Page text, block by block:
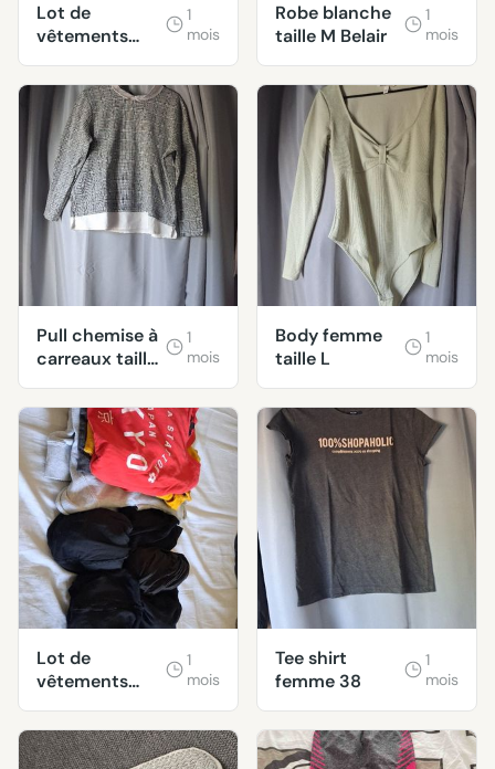
Lot de
vêtements
venir
rapidement
svp
1
mois
Robe blanche
taille M Belair
1
mois
Pull chemise à
carreaux taille
L
1
mois
Body femme
taille L
1
mois
Lot de
vêtements
taille M
1
mois
Tee shirt
femme 38
1
mois